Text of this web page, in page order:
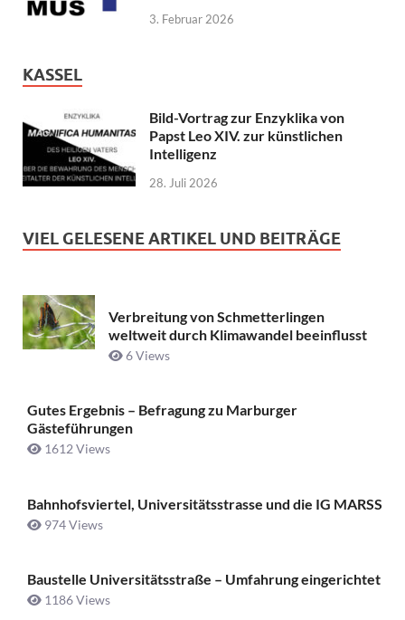
3. Februar 2026
KASSEL
Bild-Vortrag zur Enzyklika von
Papst Leo XIV. zur künstlichen
Intelligenz
28. Juli 2026
VIEL GELESENE ARTIKEL UND BEITRÄGE
Verbreitung von Schmetterlingen
weltweit durch Klimawandel beeinflusst
6 Views
Gutes Ergebnis – Befragung zu Marburger
Gästeführungen
1612 Views
Bahnhofsviertel, Universitätsstrasse und die IG MARSS
974 Views
Baustelle Universitätsstraße ­– Umfahrung eingerichtet
1186 Views